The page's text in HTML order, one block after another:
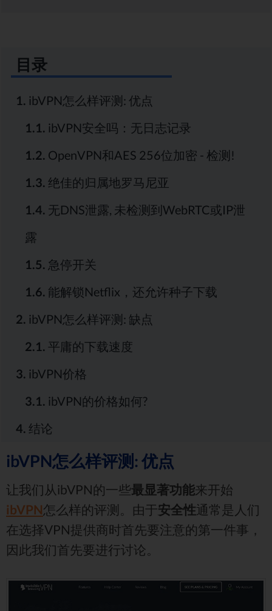
目录
1. ibVPN怎么样评测: 优点
1.1. ibVPN安全吗：无日志记录
1.2. OpenVPN和AES 256位加密 - 检测!
1.3. 绝佳的归属地罗马尼亚
1.4. 无DNS泄露, 未检测到WebRTC或IP泄
露
1.5. 急停开关
1.6. 能解锁Netflix，还允许种子下载
2. ibVPN怎么样评测: 缺点
2.1. 平庸的下载速度
3. ibVPN价格
3.1. ibVPN的价格如何?
4. 结论
ibVPN怎么样评测: 优点
让我们从ibVPN的一些最显著功能来开始
ibVPN怎么样的评测。由于安全性通常是人们
在选择VPN提供商时首先要注意的第一件事，
因此我们首先要进行讨论。